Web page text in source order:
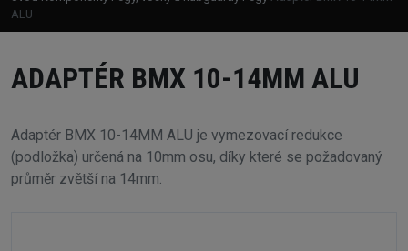
ALU
ADAPTÉR BMX 10-14MM ALU
Adaptér BMX 10-14MM ALU je vymezovací redukce
(podložka) určená na 10mm osu, díky které se požadovaný
průměr zvětší na 14mm.